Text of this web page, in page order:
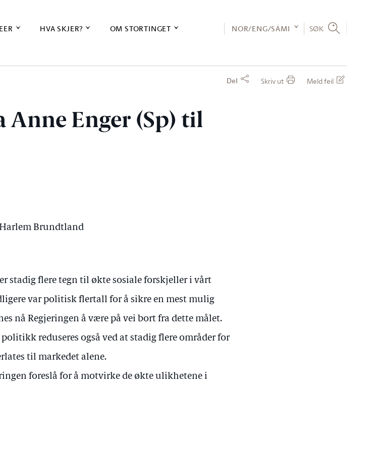
HVA SKJER? OM STORTINGET NOR/ENG/SÁMI SØK
Del Skriv ut Meld feil
Enger (Sp) til
Harlem Brundtland
stadig flere tegn til økte sosiale forskjeller i vårt
var politisk flertall for å sikre en mest mulig
nå Regjeringen å være på vei bort fra dette målet.
reduseres også ved at stadig flere områder for
til markedet alene.
foreslå for å motvirke de økte ulikhetene i